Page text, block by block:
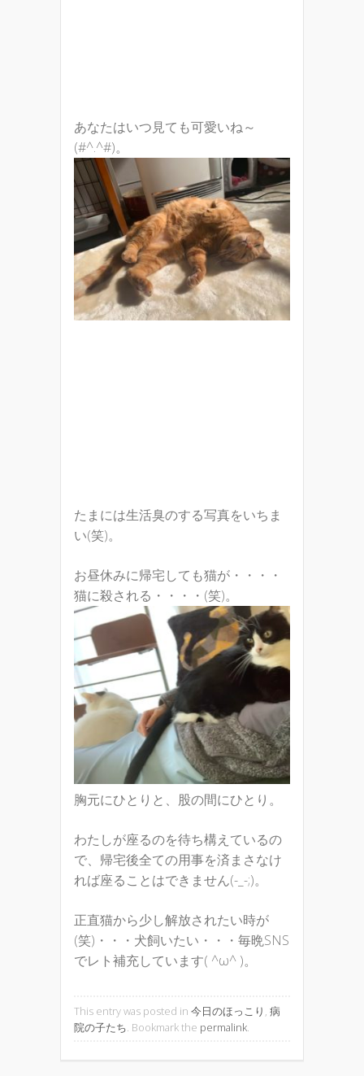
あなたはいつ見ても可愛いね～
(#^.^#)。
たまには生活臭のする写真をいちま
い(笑)。
お昼休みに帰宅しても猫が・・・・
猫に殺される・・・・(笑)。
胸元にひとりと、股の間にひとり。
わたしが座るのを待ち構えているの
で、帰宅後全ての用事を済まさなけ
れば座ることはできません(-_-;)。
正直猫から少し解放されたい時が
(笑)・・・犬飼いたい・・・毎晩SNS
でレト補充しています( ^ω^ )。
This entry was posted in 今日のほっこり , 病
院の子たち. Bookmark the permalink.